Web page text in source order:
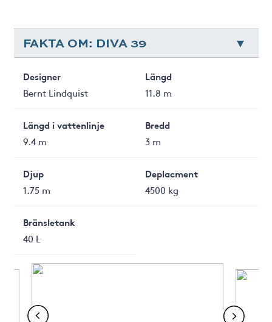
FAKTA OM: DIVA 39
Designer
Bernt Lindquist
Längd
11.8 m
Längd i vattenlinje
9.4 m
Bredd
3 m
Djup
1.75 m
Deplacment
4500 kg
Bränsletank
40 L